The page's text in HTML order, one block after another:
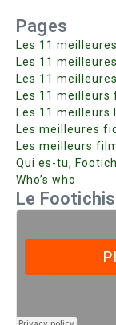
Pages
Les 11
Les 11
Les 11
Les 11
Les 11 meilleurs
Les meilleures
Les meilleurs
Qui es-tu,
Who’s who
Le